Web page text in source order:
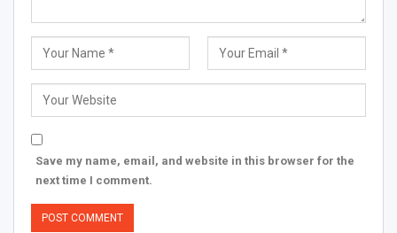
Save my name, email, and website in this browser for the
next time I comment.